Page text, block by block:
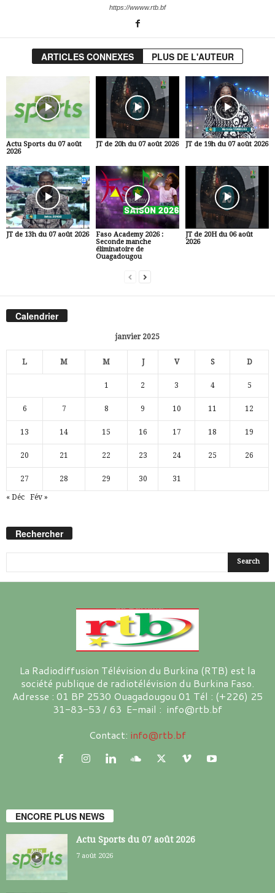
https://wwww.rtb.bf
ARTICLES CONNEXES PLUS DE L'AUTEUR
Actu Sports du 07 août
2026
JT de 20h du 07 août 2026 JT de 19h du 07 août 2026
JT de 13h du 07 août 2026
Faso Academy 2026 :
Seconde manche
éliminatoire de
Ouagadougou
JT de 20H du 06 août
2026
Calendrier
janvier 2025
L M M J V S D
1 2 3 4 5
6 7 8 9 10 11 12
13 14 15 16 17 18 19
20 21 22 23 24 25 26
27 28 29 30 31
« Déc Fév »
Rechercher
La Radiodiffusion Télévision du Burkina (RTB) est la
société publique de radiotélévision du Burkina Faso.
Adresse : 01 BP 2530 Ouagadougou 01 Tél : (+226) 25
31-83-53 / 63 E-mail : info@rtb.bf
Contact: info@rtb.bf
ENCORE PLUS NEWS
Actu Sports du 07 août 2026
7 août 2026